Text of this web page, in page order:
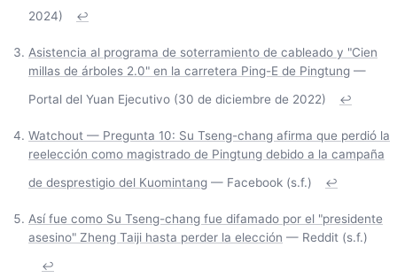
2024) ↩
Asistencia al programa de soterramiento de cableado y "Cien
millas de árboles 2.0" en la carretera Ping-E de Pingtung —
Portal del Yuan Ejecutivo (30 de diciembre de 2022)
↩
Watchout — Pregunta 10: Su Tseng-chang afirma que perdió la
reelección como magistrado de Pingtung debido a la campaña
de desprestigio del Kuomintang — Facebook (s.f.) ↩
Así fue como Su Tseng-chang fue difamado por el "presidente
asesino" Zheng Taiji hasta perder la elección — Reddit (s.f.)
↩